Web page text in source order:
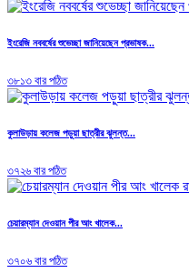
ইংরেজি নববর্ষের শুভেচ্ছা জানিয়েছেন প্রভাষক...
৩৮১৩ বার পঠিত
কুলাউড়ায় কলেজ পড়ুয়া ছাত্রীর ঝুলন্ত...
৩৭২৬ বার পঠিত
চেয়ারম্যান দেওয়ান পীর আং খালেক...
৩৭০৬ বার পঠিত